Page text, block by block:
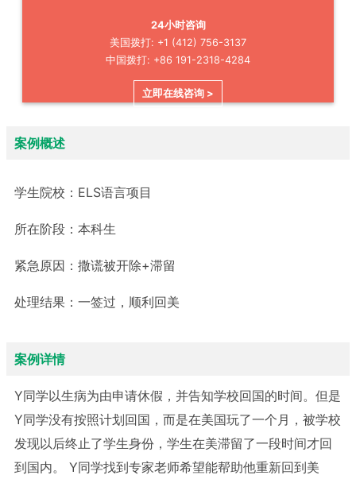
24小时咨询
美国拨打: +1 (412) 756-3137
中国拨打: +86 191-2318-4284
立即在线咨询 >
案例概述
学生院校： ELS语言项目
所在阶段： 本科生
紧急原因： 撒谎被开除+滞留
处理结果： 一签过，顺利回美
案例详情
Y同学以生病为由申请休假，并告知学校回国的时间。但是
Y同学没有按照计划回国，而是在美国玩了一个月，被学校
发现以后终止了学生身份，学生在美滞留了一段时间才回
到国内。
Y同学找到专家老师希望能帮助他重新回到美